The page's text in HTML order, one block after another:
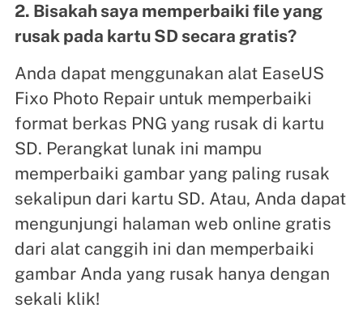
2. Bisakah saya memperbaiki file yang
rusak pada kartu SD secara gratis?
Anda dapat menggunakan alat EaseUS
Fixo Photo Repair untuk memperbaiki
format berkas PNG yang rusak di kartu
SD. Perangkat lunak ini mampu
memperbaiki gambar yang paling rusak
sekalipun dari kartu SD. Atau, Anda dapat
mengunjungi halaman web online gratis
dari alat canggih ini dan memperbaiki
gambar Anda yang rusak hanya dengan
sekali klik!